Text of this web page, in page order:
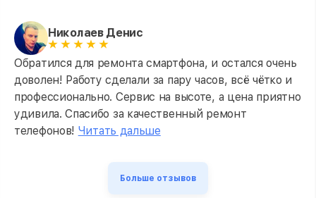
Николаев Денис
Обратился для ремонта смартфона, и остался очень
доволен! Работу сделали за пару часов, всё чётко и
профессионально. Сервис на высоте, а цена приятно
удивила. Спасибо за качественный ремонт
телефонов! Читать дальше
Больше отзывов